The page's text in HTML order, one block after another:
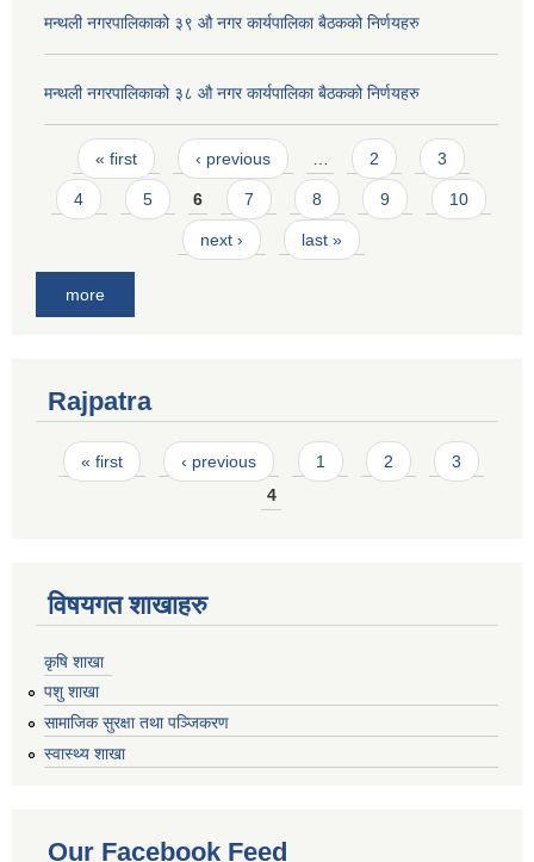
मन्थली नगरपालिकाको ३९ औ नगर कार्यपालिका बैठकको निर्णयहरु
मन्थली नगरपालिकाको ३८ औ नगर कार्यपालिका बैठकको निर्णयहरु
Pages
« first ‹ previous 2 3
4 5 6 7 8 9 10
next › last »
more
Rajpatra
Pages
« first ‹ previous 1 2
3
4
विषयगत शाखाहरु
कृषि शाखा
पशु शाखा
सामाजिक सुरक्षा तथा पञ्जिकरण
स्वास्थ्य शाखा
Our Facebook Feed